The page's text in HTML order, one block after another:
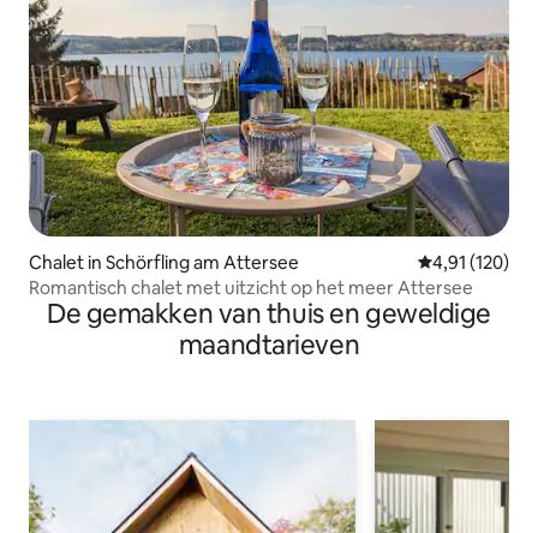
Chalet in Schörfling am Attersee Gemiddelde
4,91 (120)
Romantisch chalet met uitzicht op het meer Attersee
De gemakken van thuis en geweldige
maandtarieven